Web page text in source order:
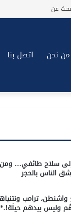
من نحن اتصل بنا
إلى سلاح طائفي…
الناس بالحجر
ترامب
وليس بيدهم حيلَة!.*